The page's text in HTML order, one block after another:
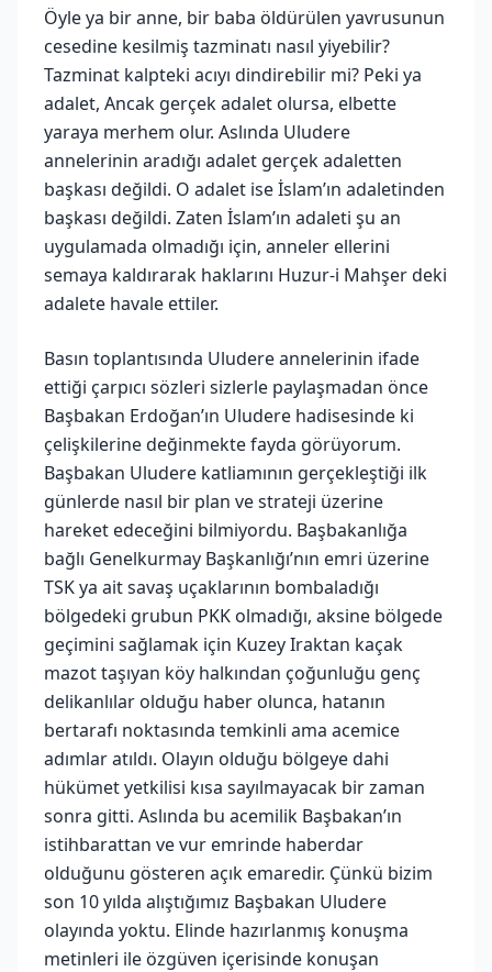
Öyle ya bir anne, bir baba öldürülen yavrusunun
cesedine kesilmiş tazminatı nasıl yiyebilir?
Tazminat kalpteki acıyı dindirebilir mi? Peki ya
adalet, Ancak gerçek adalet olursa, elbette
yaraya merhem olur. Aslında Uludere
annelerinin aradığı adalet gerçek adaletten
başkası değildi. O adalet ise İslam’ın adaletinden
başkası değildi. Zaten İslam’ın adaleti şu an
uygulamada olmadığı için, anneler ellerini
semaya kaldırarak haklarını Huzur-i Mahşer deki
adalete havale ettiler.
Basın toplantısında Uludere annelerinin ifade
ettiği çarpıcı sözleri sizlerle paylaşmadan önce
Başbakan Erdoğan’ın Uludere hadisesinde ki
çelişkilerine değinmekte fayda görüyorum.
Başbakan Uludere katliamının gerçekleştiği ilk
günlerde nasıl bir plan ve strateji üzerine
hareket edeceğini bilmiyordu. Başbakanlığa
bağlı Genelkurmay Başkanlığı’nın emri üzerine
TSK ya ait savaş uçaklarının bombaladığı
bölgedeki grubun PKK olmadığı, aksine bölgede
geçimini sağlamak için Kuzey Iraktan kaçak
mazot taşıyan köy halkından çoğunluğu genç
delikanlılar olduğu haber olunca, hatanın
bertarafı noktasında temkinli ama acemice
adımlar atıldı. Olayın olduğu bölgeye dahi
hükümet yetkilisi kısa sayılmayacak bir zaman
sonra gitti. Aslında bu acemilik Başbakan’ın
istihbarattan ve vur emrinde haberdar
olduğunu gösteren açık emaredir. Çünkü bizim
son 10 yılda alıştığımız Başbakan Uludere
olayında yoktu. Elinde hazırlanmış konuşma
metinleri ile özgüven içerisinde konuşan